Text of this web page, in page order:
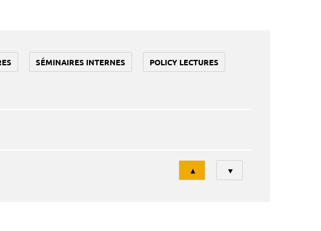
SÉMINAIRES INTERNES POLICY LECTURES
Tri
▲ ▼